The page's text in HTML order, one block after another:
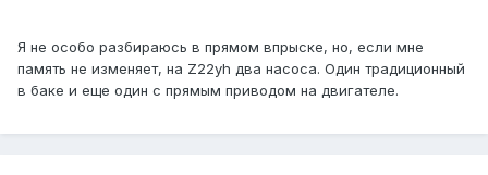
Я не особо разбираюсь в прямом впрыске, но, если мне
память не изменяет, на Z22yh два насоса. Один традиционный
в баке и еще один с прямым приводом на двигателе.